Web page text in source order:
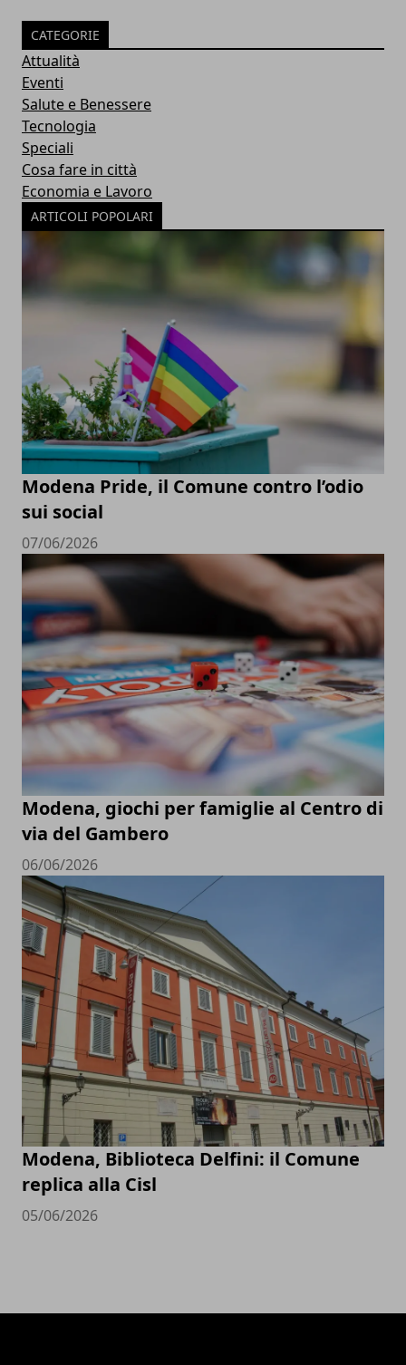
CATEGORIE
Attualità
Eventi
Salute e Benessere
Tecnologia
Speciali
Cosa fare in città
Economia e Lavoro
ARTICOLI POPOLARI
Modena Pride, il Comune contro l’odio
sui social
07/06/2026
Modena, giochi per famiglie al Centro di
via del Gambero
06/06/2026
Modena, Biblioteca Delfini: il Comune
replica alla Cisl
05/06/2026